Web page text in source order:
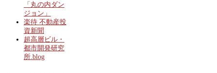
「丸の内ダン
ジョン」
楽待 不動産投
資新聞
超高層ビル・
都市開発研究
所.blog